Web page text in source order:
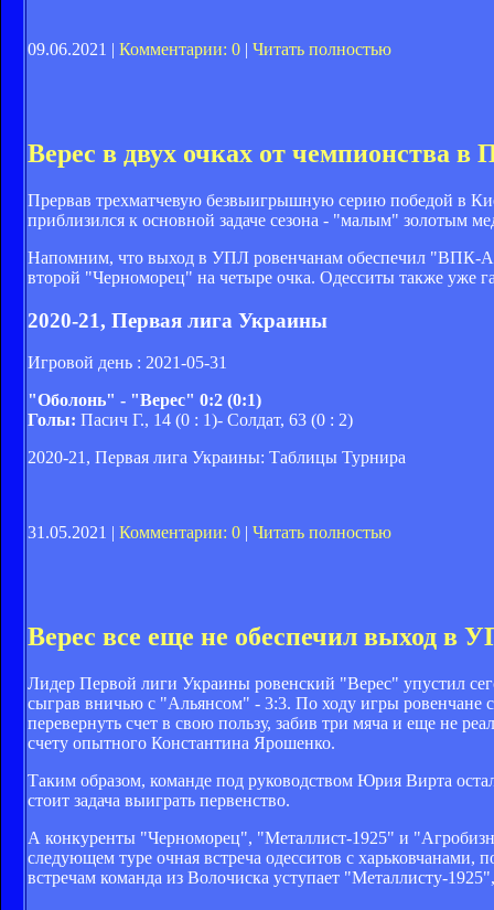
09.06.2021 | Комментарии: 0 | Читать полностью
Верес в двух очках от чемпионства в
Прервав трехматчевую безвыигрышную серию победой в
приблизился к основной задаче сезона - "малым" золотым
Напомним, что выход в УПЛ ровенчанам обеспечил "ВПК-
второй "Черноморец" на четыре очка. Одесситы также уже
2020-21, Первая лига Украины
Игровой день : 2021-05-31
"Оболонь" - "Верес" 0:2 (0:1)
Голы: Пасич Г., 14 (0 : 1)- Солдат, 63 (0 : 2)
2020-21, Первая лига Украины: Таблицы Турнира
31.05.2021 | Комментарии: 0 | Читать полностью
Верес все еще не обеспечил выход в
Лидер Первой лиги Украины ровенский "Верес" упустил
сыграв вничью с "Альянсом" - 3:3. По ходу игры ровенчане
перевернуть счет в свою пользу, забив три мяча и еще не
счету опытного Константина Ярошенко.
Таким образом, команде под руководством Юрия Вирта
стоит задача выиграть первенство.
А конкуренты "Черноморец", "Металлист-1925" и
следующем туре очная встреча одесситов с
встречам команда из Волочиска уступает "Металлисту-